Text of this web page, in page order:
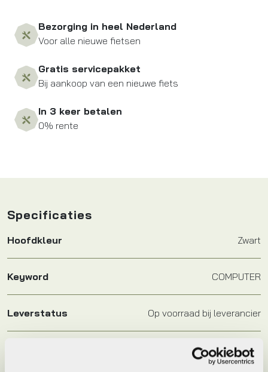
Bezorging in heel Nederland
Voor alle nieuwe fietsen
Gratis servicepakket
Bij aankoop van een nieuwe fiets
In 3 keer betalen
0% rente
Specificaties
Hoofdkleur Zwart
Keyword COMPUTER
Leverstatus Op voorraad bij leverancier
Computer